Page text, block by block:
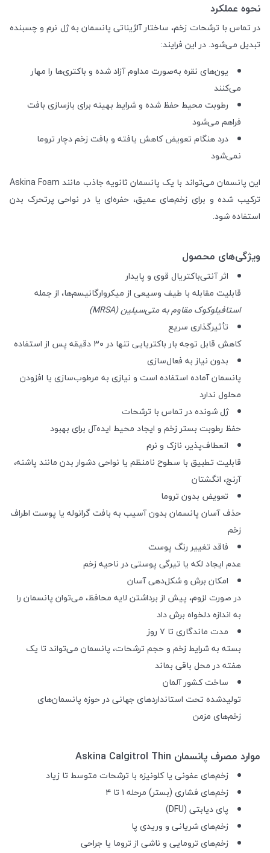
نحوه عملکرد
در تماس با ترشحات زخم، ساختار آلژیناتی پانسمان به ژل نرم و چسبنده
تبدیل می‌شود. در این فرایند:
یون‌های نقره به‌صورت مداوم آزاد شده و باکتری‌ها را مهار
می‌کنند
رطوبت محیط حفظ شده و شرایط بهینه برای بازسازی بافت
فراهم می‌شود
درد هنگام تعویض کاهش یافته و بافت زخم دچار تروما
نمی‌شود
این پانسمان می‌تواند با یک پانسمان ثانویه جاذب مانند Askina Foam
ترکیب شده و برای زخم‌های عمیق، حفره‌ای یا در نواحی پرتحرک بدن
استفاده شود.
ویژگی‌های محصول
اثر آنتی‌باکتریال قوی و پایدار
قابلیت مقابله با طیف وسیعی از میکروارگانیسم‌ها، از جمله
استافیلوکوک مقاوم به متی‌سیلین (MRSA)
تأثیرگذاری سریع
کاهش قابل توجه بار باکتریایی تنها در ۳۰ دقیقه پس از استفاده
بدون نیاز به فعال‌سازی
پانسمان آماده استفاده است و نیازی به مرطوب‌سازی یا افزودن
محلول ندارد
ژل شونده در تماس با ترشحات
حفظ رطوبت بستر زخم و ایجاد محیط ایده‌آل برای بهبود
انعطاف‌پذیر، نازک و نرم
قابلیت تطبیق با سطوح نامنظم یا نواحی دشوار بدن مانند پاشنه،
آرنج، انگشتان
تعویض بدون تروما
حذف آسان پانسمان بدون آسیب به بافت گرانوله یا پوست اطراف
زخم
فاقد تغییر رنگ پوست
عدم ایجاد لکه یا تیرگی پوستی در ناحیه زخم
امکان برش و شکل‌دهی آسان
در صورت لزوم، پیش از برداشتن لایه محافظ، می‌توان پانسمان را
به اندازه دلخواه برش داد
مدت ماندگاری تا ۷ روز
بسته به شرایط زخم و حجم ترشحات، پانسمان می‌تواند تا یک
هفته در محل باقی بماند
ساخت کشور آلمان
تولیدشده تحت استانداردهای جهانی در حوزه پانسمان‌های
زخم‌های مزمن
موارد مصرف پانسمان Askina Calgitrol Thin
زخم‌های عفونی یا کلونیزه با ترشحات متوسط تا زیاد
زخم‌های فشاری (بستر) مرحله ۱ تا ۴
پای دیابتی (DFU)
زخم‌های شریانی و وریدی پا
زخم‌های ترومایی و ناشی از تروما یا جراحی